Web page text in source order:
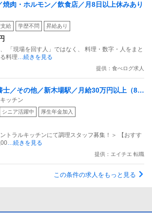
肉・ホルモン／飲食店／月8日以上休みあり
給 学歴不問 昇給あり
「現場を回す人」ではなく、 料理・数字・人をまと
料理…続きを見る
提供：食べログ求人
士／その他／新木場駅／月給30万円以上（8／
ッチン
シニア活躍中 厚生年金加入
トラルキッチンにて調理スタッフ募集！＞ 【おすす
…続きを見る
提供：エイチエ 転職
この条件の求人をもっと見る